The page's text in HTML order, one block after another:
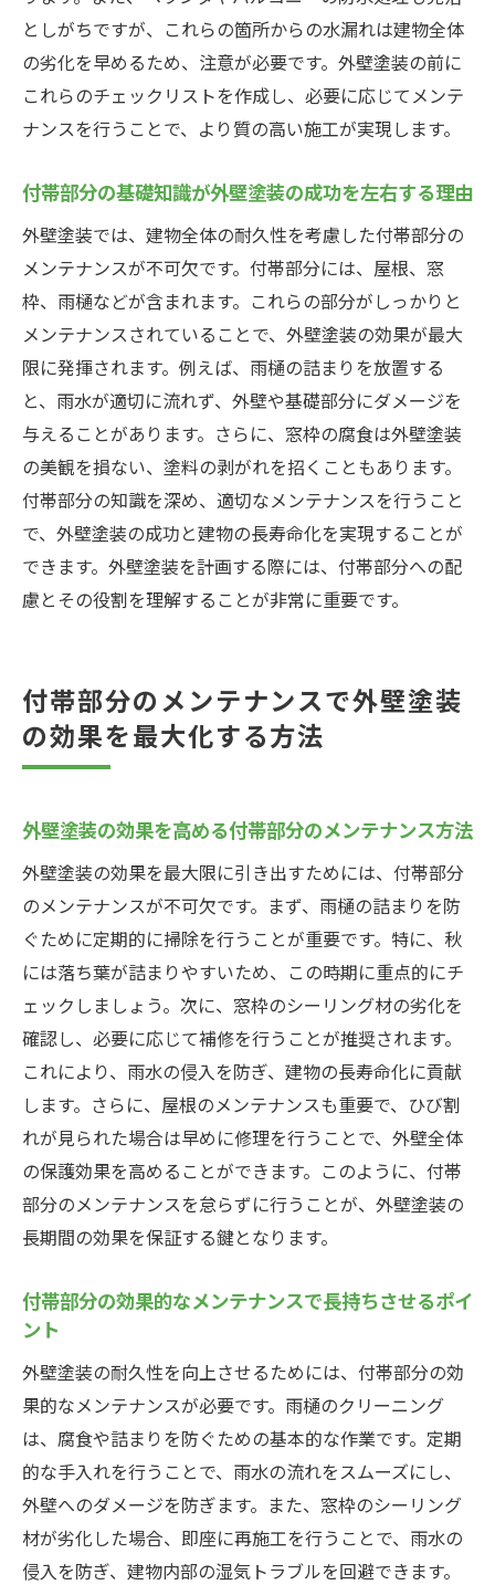
屋根材と外壁塗装の相性を考慮した施工方
法
屋根の状態が外壁塗装の耐久性に与える影
響
屋根の適切なメンテナンスが外壁塗装を長
持ちさせる
埼玉県入間市で効果的な外壁塗装を実現するた
めの事例紹介
入間市で成功した外壁塗装事例とは
地域特性を考慮した外壁塗装の実践例
入間市の気候に合った外壁塗装事例のポイ
付帯部分の工夫で成功した外壁塗装事例
実際に行われた外壁塗装の具体的な手順
外壁塗装の成功事例から学ぶ付帯部分の工
夫
費用対効果を高める付帯部分の選び方
長持ちする付帯部分素材の選定基準
ス方法
ながる理由
長期的視点で考える付帯部分のメンテナン
付帯部分の選択が外壁塗装の総合コストに
与える影響
としがちですが、これらの箇所からの水漏れは建物全体
の劣化を早めるため、注意が必要です。外壁塗装の前に
これらのチェックリストを作成し、必要に応じてメンテ
ナンスを行うことで、より質の高い施工が実現します。
付帯部分の基礎知識が外壁塗装の成功を左右する理由
外壁塗装では、建物全体の耐久性を考慮した付帯部分の
メンテナンスが不可欠です。付帯部分には、屋根、窓
枠、雨樋などが含まれます。これらの部分がしっかりと
メンテナンスされていることで、外壁塗装の効果が最大
限に発揮されます。例えば、雨樋の詰まりを放置する
と、雨水が適切に流れず、外壁や基礎部分にダメージを
与えることがあります。さらに、窓枠の腐食は外壁塗装
の美観を損ない、塗料の剥がれを招くこともあります。
付帯部分の知識を深め、適切なメンテナンスを行うこと
で、外壁塗装の成功と建物の長寿命化を実現することが
できます。外壁塗装を計画する際には、付帯部分への配
慮とその役割を理解することが非常に重要です。
付帯部分のメンテナンスで外壁塗装
の効果を最大化する方法
外壁塗装の効果を高める付帯部分のメンテナンス方法
外壁塗装の効果を最大限に引き出すためには、付帯部分
のメンテナンスが不可欠です。まず、雨樋の詰まりを防
ぐために定期的に掃除を行うことが重要です。特に、秋
には落ち葉が詰まりやすいため、この時期に重点的にチ
ェックしましょう。次に、窓枠のシーリング材の劣化を
確認し、必要に応じて補修を行うことが推奨されます。
これにより、雨水の侵入を防ぎ、建物の長寿命化に貢献
します。さらに、屋根のメンテナンスも重要で、ひび割
れが見られた場合は早めに修理を行うことで、外壁全体
の保護効果を高めることができます。このように、付帯
部分のメンテナンスを怠らずに行うことが、外壁塗装の
長期間の効果を保証する鍵となります。
付帯部分の効果的なメンテナンスで長持ちさせるポイ
ント
外壁塗装の耐久性を向上させるためには、付帯部分の効
果的なメンテナンスが必要です。雨樋のクリーニング
は、腐食や詰まりを防ぐための基本的な作業です。定期
的な手入れを行うことで、雨水の流れをスムーズにし、
外壁へのダメージを防ぎます。また、窓枠のシーリング
材が劣化した場合、即座に再施工を行うことで、雨水の
侵入を防ぎ、建物内部の湿気トラブルを回避できます。